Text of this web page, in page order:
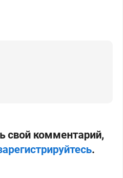
свой комментарий,
.